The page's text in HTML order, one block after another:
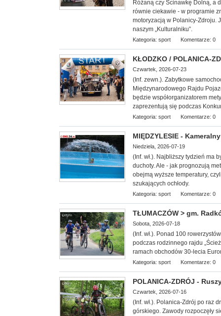
Różaną czy Ścinawkę Dolną, a
równie ciekawie - w programie
motoryzacją w Polanicy-Zdroju.
naszym „Kulturalniku”.
Kategoria: sport Komentarze: 0
KŁODZKO / POLANICA-
Czwartek, 2026-07-23
(Inf. zewn.). Zabytkowe
Międzynarodowego Rajdu
będzie współorganizatorem
zaprezentują się podczas
Kategoria: sport Komentarze: 0
MIĘDZYLESIE -
Niedziela, 2026-07-19
(Inf. wł.). Najbliższy tydzień ma
duchoty. Ale - jak prognozują
obejmą wyższe temperatury,
szukających ochłody.
Kategoria: sport Komentarze: 0
TŁUMACZÓW > gm.
Sobota, 2026-07-18
(Inf. wł.). Ponad 100
podczas rodzinnego rajdu
ramach obchodów 30-lecia
Kategoria: sport Komentarze: 0
POLANICA-ZDRÓJ -
Czwartek, 2026-07-16
(Inf. wł.). Polanica-Zdrój po raz
górskiego. Zawody rozpoczęły